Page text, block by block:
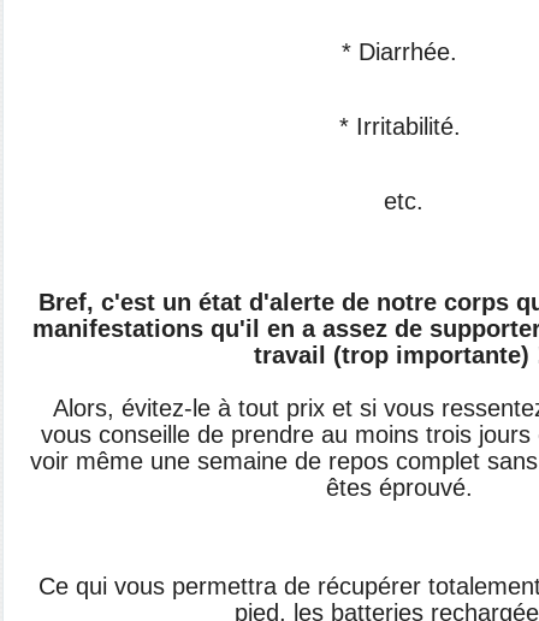
* Diarrhée.
* Irritabilité.
etc.
Bref, c'est un état d'alerte de notre corps
manifestations qu'il en a assez de
travail (trop importante)
Alors, évitez-le à tout prix et si vous
vous conseille de prendre au moins trois
voir même une semaine de repos complet
êtes éprouvé.
Ce qui vous permettra de récupérer
pied, les batteries